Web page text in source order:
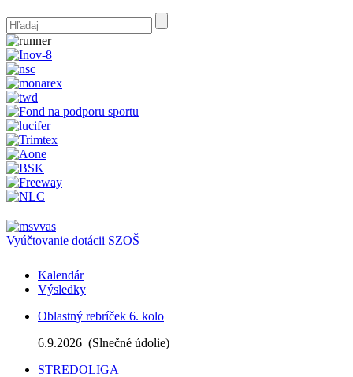
Vyúčtovanie dotácii SZOŠ
Kalendár
Výsledky
Oblastný rebríček 6. kolo
6.9.2026 (Slnečné údolie)
STREDOLIGA